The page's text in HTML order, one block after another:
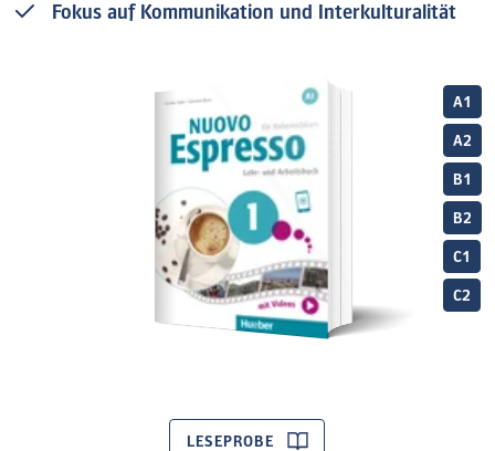
A1
A2
B1
B2
C1
C2
LESEPROBE
Fokus auf Kommunikation und Interkulturalität